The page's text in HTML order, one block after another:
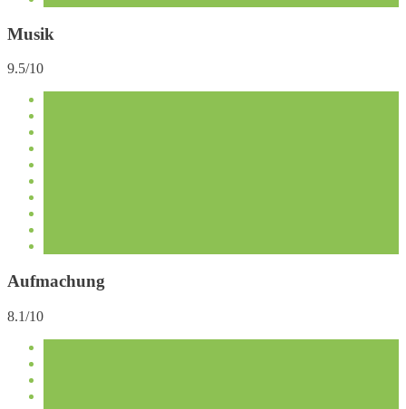
Musik
9.5/10
Aufmachung
8.1/10